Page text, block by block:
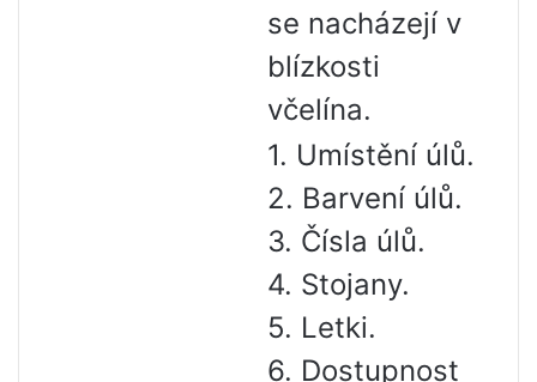
se nacházejí v
blízkosti
včelína.
1. Umístění úlů.
2. Barvení úlů.
3. Čísla úlů.
4. Stojany.
5. Letki.
6. Dostupnost